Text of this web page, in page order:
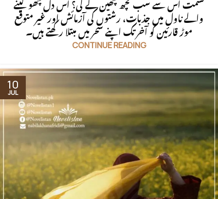
قسمت اس سے سب کچھ چھین لے گی؟ اس دل چھو لینے
والے ناول میں جذبات، رشتوں کی آزمائش اور غیر متوقع
موڑ قارئین کو آخر تک اپنے سحر میں مبتلا رکھتے ہیں۔
CONTINUE READING
10
JUL